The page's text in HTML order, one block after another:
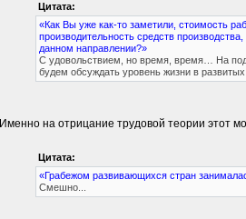
Цитата:
«Как Вы уже как-то заметили, стоимость
производительность средств
данном направлении?»
С удовольствием, но время, время… На
будем обсуждать уровень жизни в
Именно на отрицание трудовой теории этот
Цитата:
«Грабежом развивающихся стран
Смешно...